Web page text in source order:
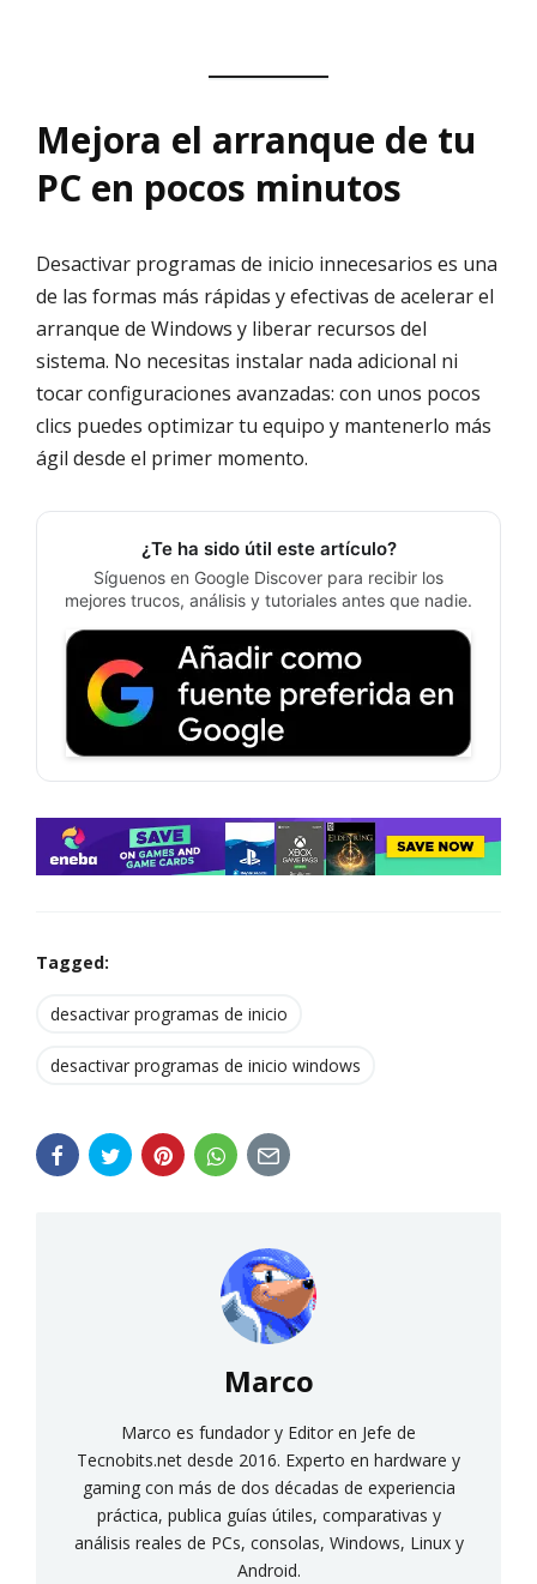
Mejora el arranque de tu
PC en pocos minutos
Desactivar programas de inicio innecesarios es una
de las formas más rápidas y efectivas de acelerar el
arranque de Windows y liberar recursos del
sistema. No necesitas instalar nada adicional ni
tocar configuraciones avanzadas: con unos pocos
clics puedes optimizar tu equipo y mantenerlo más
ágil desde el primer momento.
¿Te ha sido útil este artículo?
Síguenos en Google Discover para recibir los
mejores trucos, análisis y tutoriales antes que nadie.
Tagged:
desactivar programas de inicio
desactivar programas de inicio windows
Marco
Marco es fundador y Editor en Jefe de
Tecnobits.net desde 2016. Experto en hardware y
gaming con más de dos décadas de experiencia
práctica, publica guías útiles, comparativas y
análisis reales de PCs, consolas, Windows, Linux y
Android.